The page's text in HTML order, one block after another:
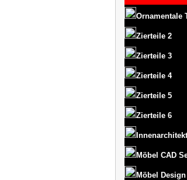
Ornamentale
Zierteile 2
Zierteile 3
Zierteile 4
Zierteile 5
Zierteile 6
Möbel CAD
Möbel